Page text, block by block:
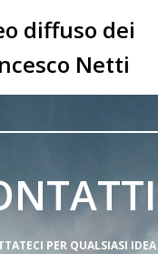
diffuso dei
Netti
PER QUALSIASI IDEA